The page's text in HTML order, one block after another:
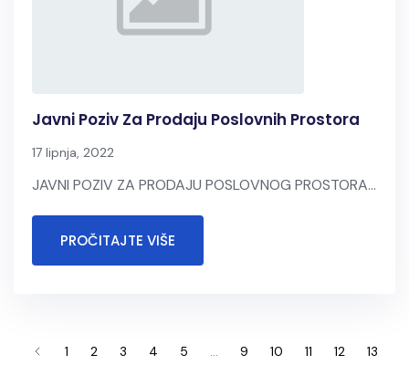
Javni Poziv Za Prodaju Poslovnih Prostora
17 lipnja, 2022
JAVNI POZIV ZA PRODAJU POSLOVNOG PROSTORA...
PROČITAJTE VIŠE
1 2 3 4 5 … 9 10 11 12
13